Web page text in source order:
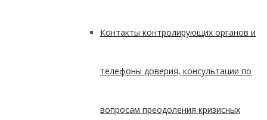
Контакты контролирующих органов и
телефоны доверия, консультации по
вопросам преодоления кризисных